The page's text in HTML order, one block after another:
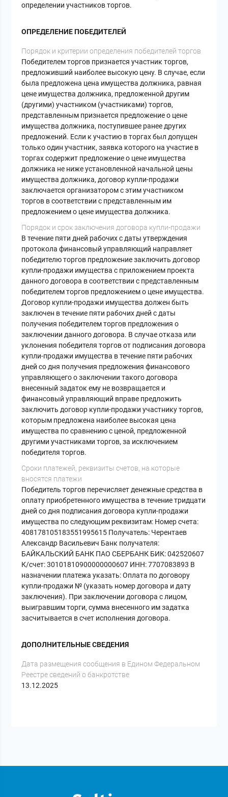
определении участников торгов.
ОПРЕДЕЛЕНИЕ ПОБЕДИТЕЛЕЙ
Порядок и критерии определения победителей торгов
Победителем торгов признается участник торгов,
предложивший наиболее высокую цену. В случае, если
была предложена цена имущества должника, равная
цене имущества должника, предложенной другим
(другими) участником (участниками) торгов,
представленным признается предложение о цене
имущества должника, поступившее ранее других
предложений. Если к участию в торгах был допущен
только один участник, заявка которого на участие в
торгах содержит предложение о цене имущества
должника не ниже установленной начальной цены
имущества должника, договор купли-продажи
заключается организатором с этим участником
торгов в соответствии с представленным им
предложением о цене имущества должника.
Порядок и срок заключения договора купли-продажи
В течение пяти дней рабочих с даты утверждения
протокола финансовый управляющий направляет
победителю торгов предложение заключить договор
купли-продажи имущества с приложением проекта
данного договора в соответствии с представленным
победителем торгов предложением о цене имущества.
Договор купли-продажи имущества должен быть
заключен в течение пяти рабочих дней с даты
получения победителем торгов предложения о
заключении данного договора. В случае отказа или
уклонения победителя торгов от подписания договора
купли-продажи имущества в течение пяти рабочих
дней со дня получения предложения финансового
управляющего о заключении такого договора
внесенный задаток ему не возвращается и
финансовый управляющий вправе предложить
заключить договор купли-продажи участнику торгов,
которым предложена наиболее высокая цена
имущества по сравнению с ценой, предложенной
другими участниками торгов, за исключением
победителя торгов.
Сроки платежей, реквизиты счетов, на которые
вносятся платежи
Победитель торгов перечисляет денежные средства в
оплату приобретенного имущества в течение тридцати
дней со дня подписания договора купли-продажи
имущества по следующим реквизитам: Номер счета:
408178105183551995615 Получатель: Черентаев
Александр Васильевич Банк получателя:
БАЙКАЛЬСКИЙ БАНК ПАО СБЕРБАНК БИК: 042520607
К/счет: 30101810900000000607 ИНН: 7707083893 В
назначении платежа указать: Оплата по договору
купли-продажи № (указать номер договора и дату
заключения). При заключении договора с лицом,
выигравшим торги, сумма внесенного им задатка
засчитывается в счет исполнения договора.
ДОПОЛНИТЕЛЬНЫЕ СВЕДЕНИЯ
Дата размещения сообщения в Едином Федеральном
Реестре сведений о банкротстве
13.12.2025